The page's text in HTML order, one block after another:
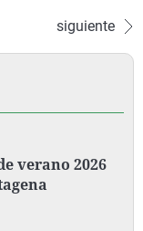
siguiente
verano 2026